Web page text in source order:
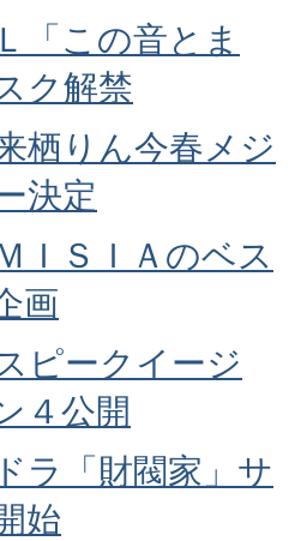
「この音とま
ク解禁
栖りん今春メジ
決定
ＩＳＩＡのベス
画
ピークイージ
４公開
ラ「財閥家」サ
始